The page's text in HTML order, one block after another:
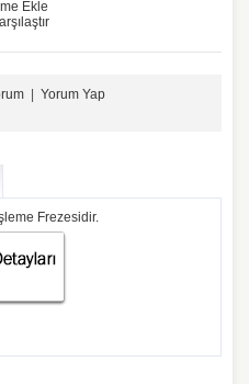
Ekle
Yorum Yap
Frezesidir.